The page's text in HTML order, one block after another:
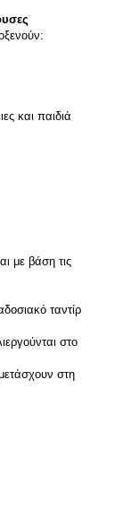
και παιδιά
ταντίρ
στο
στη